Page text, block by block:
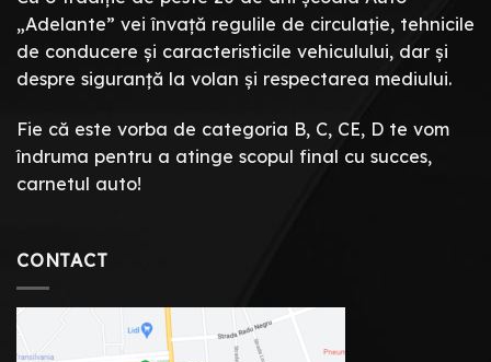
„Adelante” vei învață regulile de circulație, tehnicile
de conducere și caracteristicile vehiculului, dar și
despre siguranță la volan și respectarea mediului.
Fie că este vorba de categoria B, C, CE, D te vom
îndruma pentru a atinge scopul final cu succes,
carnetul auto!
CONTACT